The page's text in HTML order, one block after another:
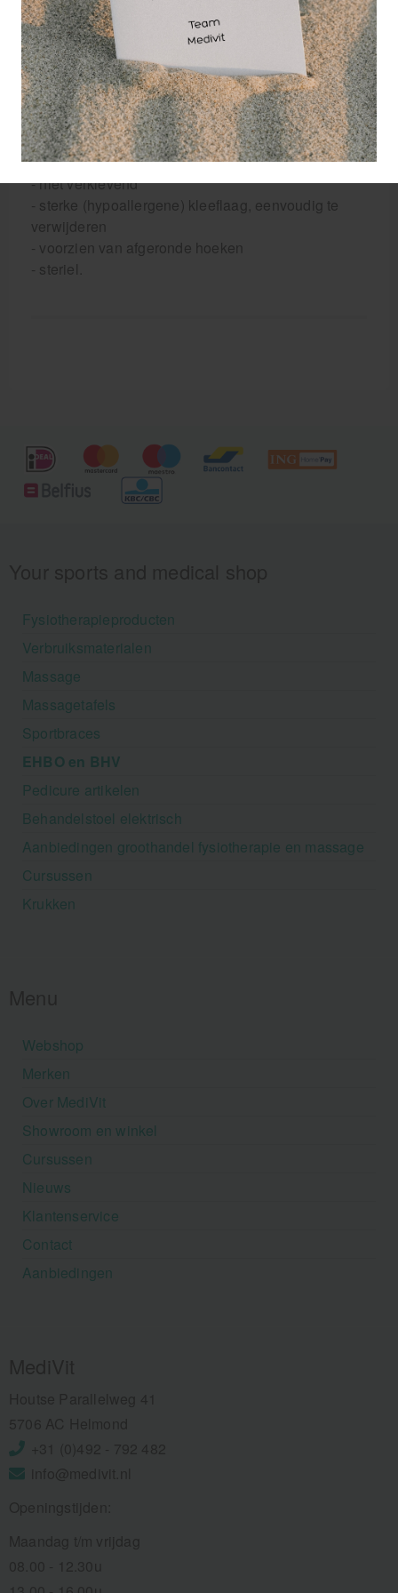
Indicaties: - post-operatief wondverband - scheur-,
schaaf-, snij- en brandwonden - bloedende wondjes
- geïnfecteerde wondjes.
Eigenschappen HekaPlast Border eilandpleisters:
- Non-woven
- rekbare ruglaag
- absorberend kompres
- niet verklevend
- sterke (hypoallergene) kleeflaag, eenvoudig te
verwijderen
- voorzien van afgeronde hoeken
- steriel.
Fysiotherapieproducten
Verbruiksmaterialen
Massage
Massagetafels
Sportbraces
EHBO en BHV
Pedicure artikelen
Behandelstoel elektrisch
Aanbiedingen groothandel fysiotherapie en massage
Cursussen
Krukken
Webshop
Merken
Over MediVit
Showroom en winkel
Cursussen
Nieuws
Klantenservice
Contact
Aanbiedingen